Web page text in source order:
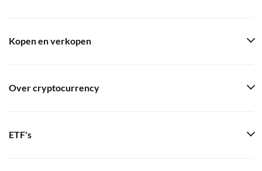
Kopen en verkopen
Over cryptocurrency
ETF's